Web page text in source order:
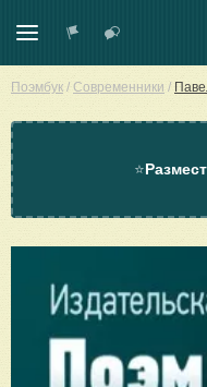
Поэмбук / Современники /
⭐